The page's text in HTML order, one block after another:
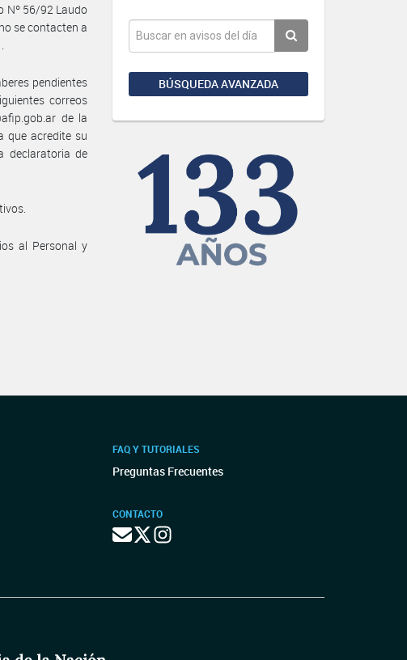
BÚSQUEDA AVANZADA
Nº 56/92 Laudo
se contacten a
pendientes
correos
de la
que acredite su
declaratoria de
al Personal y
FAQ Y TUTORIALES
Preguntas Frecuentes
CONTACTO